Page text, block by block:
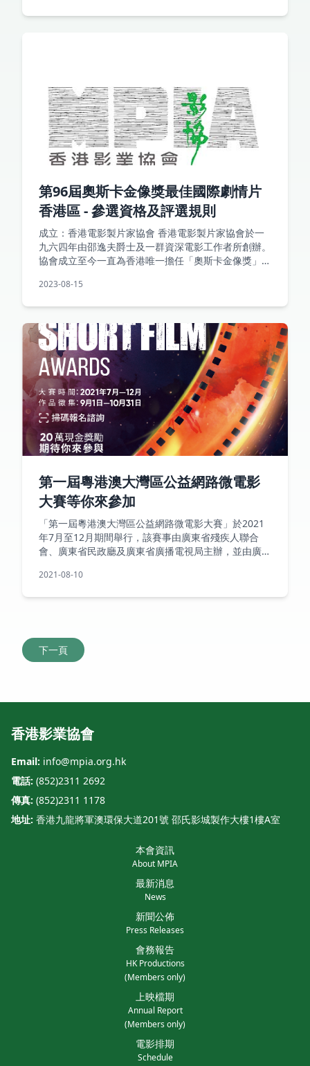
第96屆奧斯卡金像獎最佳國際劇情片
香港區 - 參選資格及評選規則
成立：香港電影製片家協會 香港電影製片家協會於一
九六四年由邵逸夫爵士及一群資深電影工作者所創辦。
協會成立至今一直為香港唯一擔任「奧斯卡金像獎」香
「美
2023-08-15
第一屆粵港澳大灣區公益網路微電影
大賽等你來參加
「第一屆粵港澳大灣區公益網路微電影大賽」於2021
年7月至12月期間舉行，該賽事由廣東省殘疾人聯合
會、廣東省民政廳及廣東省廣播電視局主辦，並由廣東
灣區香
2021-08-10
下一頁
香港影業協會
Email: info@mpia.org.hk
電話: (852)2311 2692
傳真: (852)2311 1178
地址: 香港九龍將軍澳環保大道201號 邵氏影城製作大樓1樓A室
本會資訊
About MPIA
最新消息
News
新聞公佈
Press Releases
會務報告
HK Productions
(Members only)
上映檔期
Annual Report
(Members only)
電影排期
Schedule